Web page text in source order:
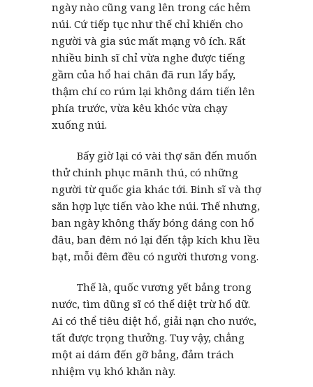
ngày nào cũng vang lên trong các hẻm
núi. Cứ tiếp tục như thế chỉ khiến cho
người và gia súc mất mạng vô ích. Rất
nhiều binh sĩ chỉ vừa nghe được tiếng
gầm của hổ hai chân đã run lẩy bẩy,
thậm chí co rúm lại không dám tiến lên
phía trước, vừa kêu khóc vừa chạy
xuống núi.
Bấy giờ lại có vài thợ săn đến muốn
thử chinh phục mãnh thú, có những
người từ quốc gia khác tới. Binh sĩ và thợ
săn hợp lực tiến vào khe núi. Thế nhưng,
ban ngày không thấy bóng dáng con hổ
đâu, ban đêm nó lại đến tập kích khu lều
bạt, mỗi đêm đều có người thương vong.
Thế là, quốc vương yết bảng trong
nước, tìm dũng sĩ có thể diệt trừ hổ dữ.
Ai có thể tiêu diệt hổ, giải nạn cho nước,
tất được trọng thưởng. Tuy vậy, chẳng
một ai dám đến gỡ bảng, đảm trách
nhiệm vụ khó khăn này.